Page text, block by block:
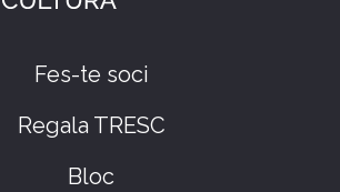
Fes-te soci
Regala TRESC
Bloc